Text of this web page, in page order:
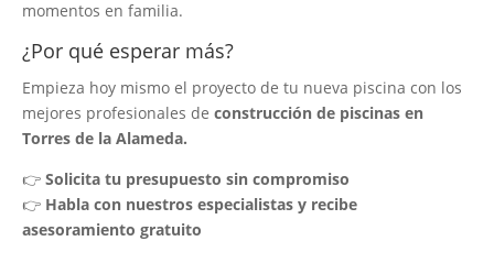
momentos en familia.
¿Por qué esperar más?
Empieza hoy mismo el proyecto de tu nueva piscina con los
mejores profesionales de construcción de piscinas en
Torres de la Alameda.
👉 Solicita tu presupuesto sin compromiso
👉 Habla con nuestros especialistas y recibe
asesoramiento gratuito